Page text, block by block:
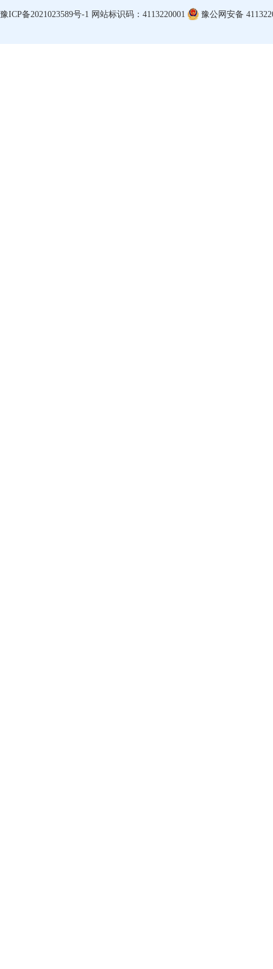
豫ICP备2021023589号-1 网站标识码：4113220001 豫公网安备